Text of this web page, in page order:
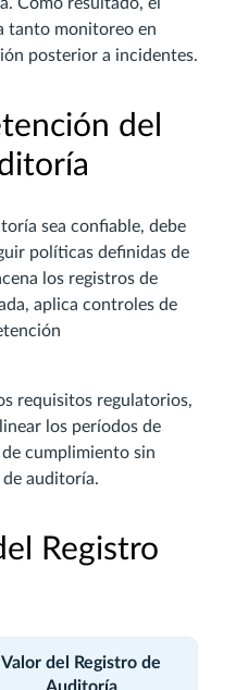
Como resultado, el
tanto monitoreo en
posterior a incidentes.
del
sea confiable, debe
políticas definidas de
los registros de
aplica controles de
requisitos regulatorios,
los períodos de
cumplimiento sin
auditoría.
Registro
Valor del Registro de